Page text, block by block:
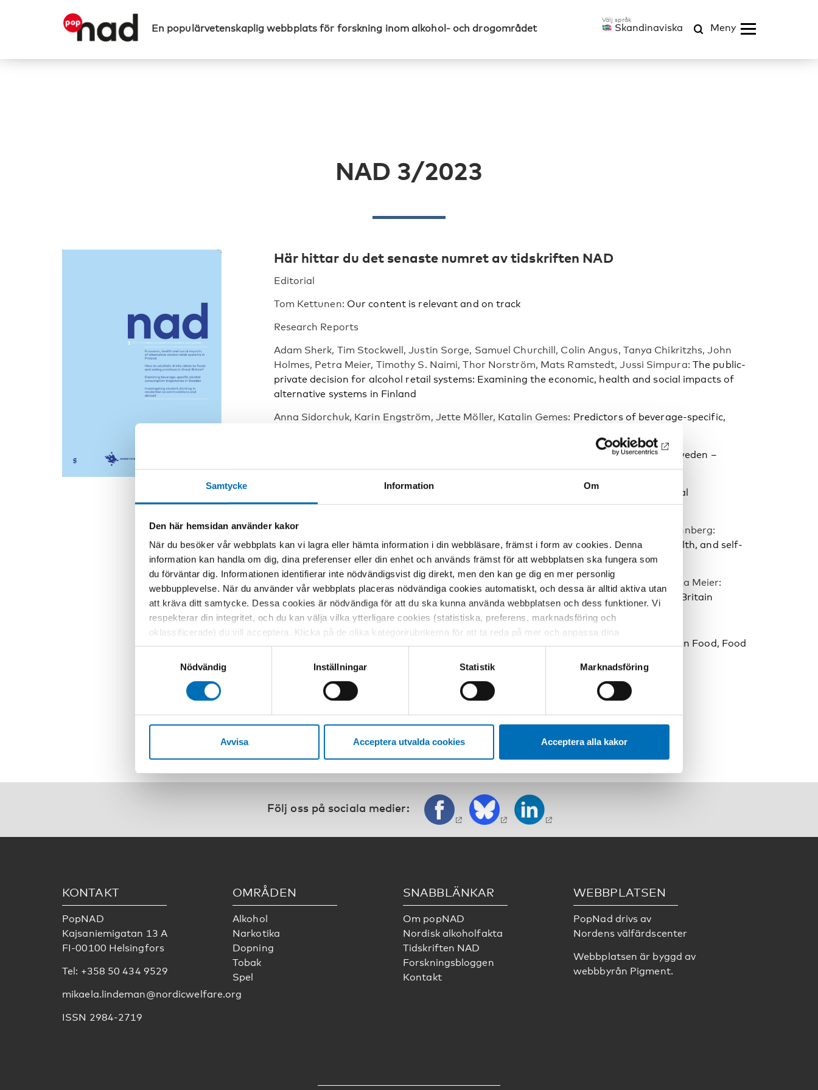
Samtycke Information Om
Den här hemsidan använder kakor
När du besöker vår webbplats kan vi lagra eller hämta information i din webbläsare, främst i form av cookies. Denna
information kan handla om dig, dina preferenser eller din enhet och används främst för att webbplatsen ska fungera som
du förväntar dig. Informationen identifierar inte nödvändigsvist dig direkt, men den kan ge dig en mer personlig
webbupplevelse. När du använder vår webbplats placeras nödvändiga cookies automatiskt, och dessa är alltid aktiva utan
att kräva ditt samtycke. Dessa cookies är nödvändiga för att du ska kunna använda webbplatsen och dess funktioner. Vi
respekterar din integritet, och du kan välja vilka ytterligare cookies (statistiska, preferens, marknadsföring och
oklassificerade) du vill acceptera. Klicka på de olika kategorirubrikerna för att ta reda på mer och anpassa dina
inställningar för cookies. Observera att blockering av cookies kan påverka din upplevelse av webbplatsen och de tjänster
vi erbjuder. Om du har besökt vår webbplats tidigare och accepterat användningen av cookies kan du alltid radera dem
Nödvändig
Inställningar Statistik Marknadsföring
Avvisa Acceptera utvalda cookies Acceptera alla kakor
En populärvetenskaplig webbplats för forskning inom alkohol- och drogområdet Skandinaviska Meny
NAD 3/2023
Här hittar du det senaste numret av tidskriften NAD
Editorial
Tom Kettunen: Our content is relevant and on track
Research Reports
Adam Sherk, Tim Stockwell, Justin Sorge, Samuel Churchill, Colin Angus, Tanya Chikritzhs, John
Holmes, Petra Meier, Timothy S. Naimi, Thor Norström, Mats Ramstedt, Jussi Simpura: The public-
private decision for alcohol retail systems: Examining the economic, health and social impacts of
alternative systems in Finland
Anna Sidorchuk, Karin Engström, Jette Möller, Katalin Gemes: Predictors of beverage-specific,
A Measure of Alcohol Affordability for Sweden –
Capturing trends among different demographic groups
Rose Leontini, Tim Corney:Student Drinking Cultures in Tertiary Education Residential
Accommodation: A Contextual Research Study
Emil Danehorn, Marie Oscarsson, Goldina Smirthwaite, Ulla Peterson, Katarina Swahnberg:
Swedish Exchange students’ alcohol use, drug use, risky sexual behaviour, mental health, and self-
rated health: a follow-up study
Alan Warde, Alessandro Sasso, John Holmes, Monica Hernandes, Abigail Stevely, Petra Meier:
Situated drinking: the association between eating and alcohol consumption in Great Britain
Commentary
David Inglis:Towards a Historical Sociology of Associations and Dissociations between Food, Food
Följ oss på sociala medier:
KONTAKT
PopNAD
Kajsaniemigatan 13 A
FI-00100 Helsingfors
Tel: +358 50 434 9529
mikaela.lindeman@nordicwelfare.org
ISSN 2984-2719
OMRÅDEN
Alkohol
Narkotika
Dopning
Tobak
Spel
SNABBLÄNKAR
Om popNAD
Nordisk alkoholfakta
Tidskriften NAD
Forskningsbloggen
Kontakt
WEBBPLATSEN
PopNad drivs av
Nordens välfärdscenter
Webbplatsen är byggd av
webbbyrån Pigment.